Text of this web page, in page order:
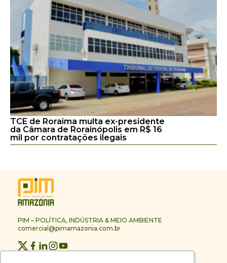
TCE de Roraima multa ex-presidente
da Câmara de Rorainópolis em R$ 16
mil por contratações ilegais
PIM – POLÍTICA, INDÚSTRIA & MEIO AMBIENTE
comercial@pimamazonia.com.br